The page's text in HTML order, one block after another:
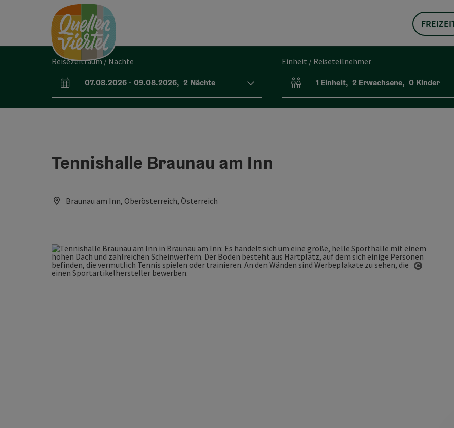
Zum InhaltAccesskey
[0]
Zur NavigationAccesskey
Zum Seitenanfang Accesskey
Reisezeitraum / Nächte
An- und Abreisefelder
07.08.2026- 09.08.2026, 2 Nächte
Einheit / Reiseteilnehmer
Einheitenanzahl und Personenfelder
1 Einheit, 2 Erwachsene, 0 Kinder
Tennishalle Braunau am Inn
Braunau am Inn, Oberösterreich, Österreich